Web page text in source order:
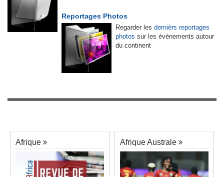
Reportages Photos
Regarder les dernièrs reportages
photos sur les événements autour
du continent
Afrique Afrique Australe